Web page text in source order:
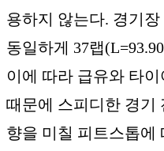
용하지 않는다. 경기
동일하게 37랩
이에 따라 급유와 타이
때문에 스피디한 경기
향을 미칠 피트스톱에